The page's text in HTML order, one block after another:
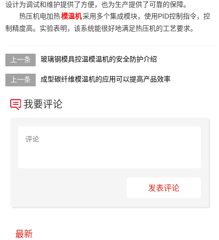
设计为调试和维护提供了方便，也为生产提供了可靠的保障。
热压机电加热模温机采用多个集成模块，使用PID控制指令，控
制精度高。实验表明，该系统能很好地满足热压机的工艺要求。
玻璃钢模具控温模温机的安全防护介绍
成型碳纤维模温机的应用可以提高产品效率
我要评论
发表评论
最新